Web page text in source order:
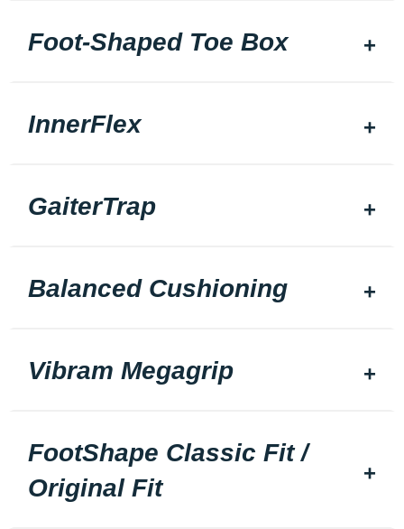
Foot-Shaped Toe Box
InnerFlex
GaiterTrap
Balanced Cushioning
Vibram Megagrip
FootShape Classic Fit /
Original Fit